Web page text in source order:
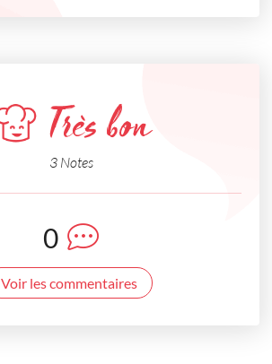
Très bon
3 Notes
0
Voir les commentaires